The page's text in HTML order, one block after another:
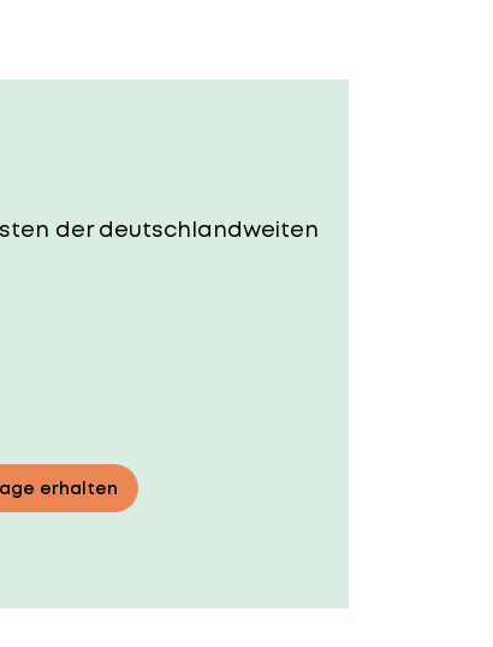
der deutschlandweiten
erhalten